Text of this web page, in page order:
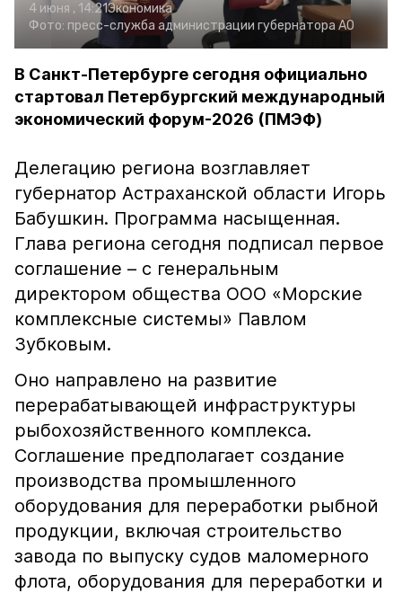
4 июня , 14:21Экономика
Фото: пресс-служба администрации губернатора АО
В Санкт-Петербурге сегодня официально
стартовал Петербургский международный
экономический форум-2026 (ПМЭФ)
Делегацию региона возглавляет
губернатор Астраханской области Игорь
Бабушкин. Программа насыщенная.
Глава региона сегодня подписал первое
соглашение – с генеральным
директором общества ООО «Морские
комплексные системы» Павлом
Зубковым.
Оно направлено на развитие
перерабатывающей инфраструктуры
рыбохозяйственного комплекса.
Соглашение предполагает создание
производства промышленного
оборудования для переработки рыбной
продукции, включая строительство
завода по выпуску судов маломерного
флота, оборудования для переработки и